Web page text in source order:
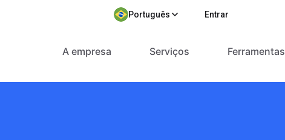
Português Entrar
A empresa Serviços Ferramentas